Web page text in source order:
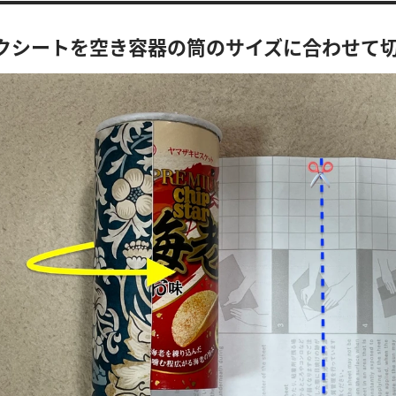
シートを空き容器の筒のサイズに合わせて